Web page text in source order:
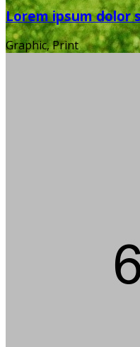
Lorem ipsum dolor
Graphic, Print